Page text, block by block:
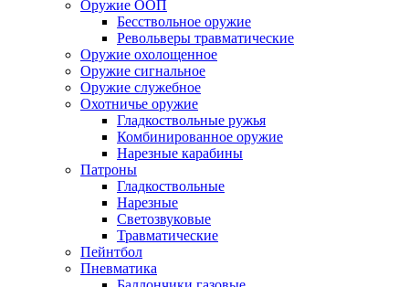
Оружие ООП
Бесствольное оружие
Револьверы травматические
Оружие охолощенное
Оружие сигнальное
Оружие служебное
Охотничье оружие
Гладкоствольные ружья
Комбинированное оружие
Нарезные карабины
Патроны
Гладкоствольные
Нарезные
Светозвуковые
Травматические
Пейнтбол
Пневматика